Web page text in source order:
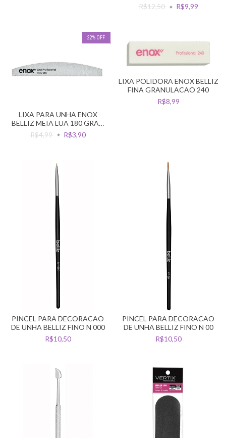
R$12,50
R$9,99
22% OFF
LIXA PARA UNHA ENOX
BELLIZ MEIA LUA 180 GRAN
180
R$4,99 R$3,90
LIXA POLIDORA ENOX BELLIZ
FINA GRANULACAO 240
R$8,99
PINCEL PARA DECORACAO
DE UNHA BELLIZ FINO N 000
R$10,50
PINCEL PARA DECORACAO
DE UNHA BELLIZ FINO N 00
R$10,50